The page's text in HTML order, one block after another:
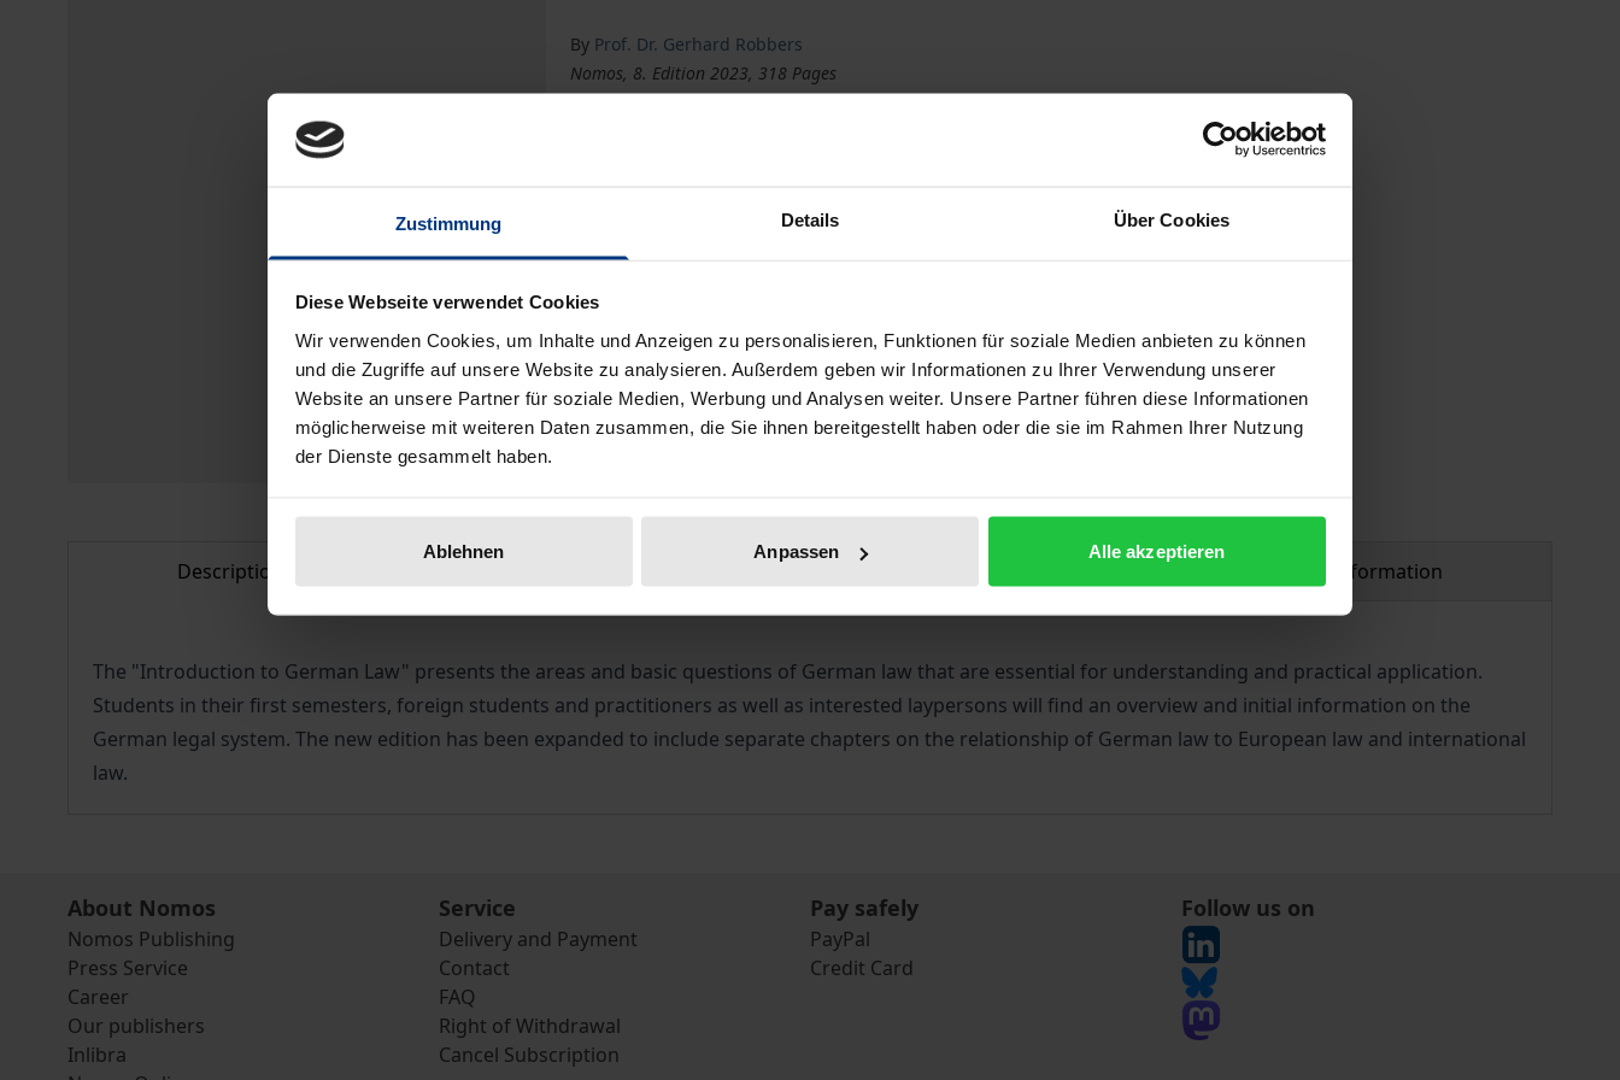
Zustimmung Details Über Cookies
Diese Webseite verwendet Cookies
Wir verwenden Cookies, um Inhalte und Anzeigen zu personalisieren, Funktionen für soziale Medien anbieten zu können
und die Zugriffe auf unsere Website zu analysieren. Außerdem geben wir Informationen zu Ihrer Verwendung unserer
Website an unsere Partner für soziale Medien, Werbung und Analysen weiter. Unsere Partner führen diese Informationen
möglicherweise mit weiteren Daten zusammen, die Sie ihnen bereitgestellt haben oder die sie im Rahmen Ihrer Nutzung
der Dienste gesammelt haben.
Ablehnen Anpassen Alle akzeptieren
By Prof. Dr. Gerhard Robbers
Nomos, 8. Edition 2023, 318 Pages
ISBN 978-3-7489-3590-2
Available
Prices include VAT. Depending on the delivery address, VAT may vary at checkout.
Add to Cart Add to Wish List
Description Product safety information
The "Introduction to German Law" presents the areas and basic questions of German law that are essential for understanding and practical application.
Students in their first semesters, foreign students and practitioners as well as interested laypersons will find an overview and initial information on the
German legal system. The new edition has been expanded to include separate chapters on the relationship of German law to European law and international
law.
About Nomos
Nomos Publishing
Press Service
Career
Our publishers
Inlibra
Service
Delivery and Payment
Contact
FAQ
Right of Withdrawal
Cancel Subscription
Pay safely
PayPal
Credit Card
Follow us on